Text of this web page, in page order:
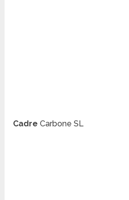
Cadre Carbone SL